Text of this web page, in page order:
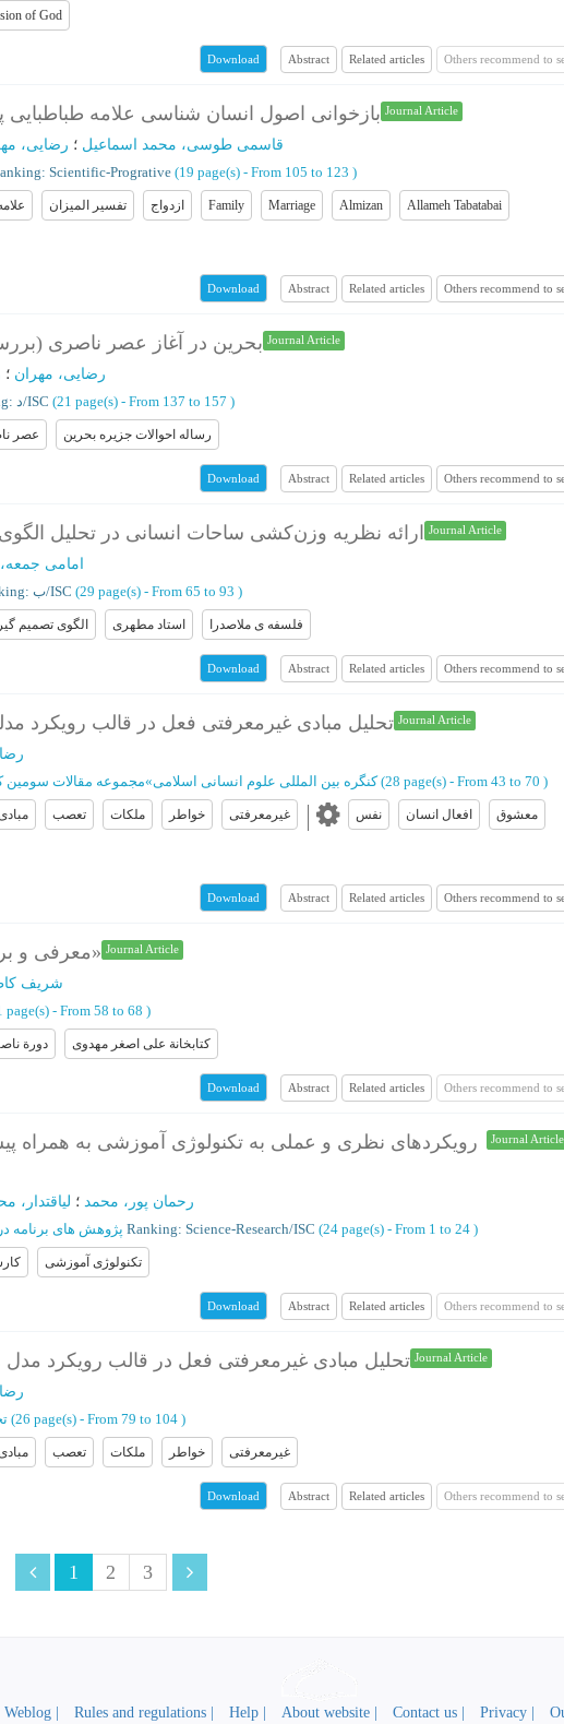
of God
Download Abstract Related articles Others recommend to
بازخوانی اصول انسان شناسی علامه طباطبایی Journal Article
قاسمی طوسی، محمد اسماعیل ؛ رضایی،
Scientific-Progrative (‎19 page(s) - From 105 to 123 )
تفسیر المیزان ازدواج Family Marriage Almizan Allameh Tabatabai
Download Abstract Related articles Others recommend to
بحرین در آغاز عصر ناصری Journal Article
رضایی، مهران ؛
Ranking: د/ISC (‎21 page(s) - From 137 to 157 )
عصر رساله احوالات جزیره بحرین
Download Abstract Related articles Others recommend to
ارائه نظریه وزن‌کشی ساحات انسانی در تحلیل Journal Article
امامی
Ranking: ب/ISC (‎29 page(s) - From 65 to 93 )
الگوی تصمیم استاد مطهری فلسفه ی ملاصدرا
Download Abstract Related articles Others recommend to
تحلیل مبادی غیرمعرفتی فعل در قالب رویکرد Journal Article
کنگره بین المللی علوم انسانی اسلامی»مجموعه مقالات سومين (‎28 page(s) - From 43 to 70 )
تعصب ملکات خواطر غیرمعرفتی نفس افعال انسان معشوق
Download Abstract Related articles Others recommend to
معرفی و بررسی نسخة خطی «احوالات جزیره بحرین» Journal Article
شریف
page(s) -From 58 to 68 )
دورة کتابخانة علی اصغر مهدوی
Download Abstract Related articles Others recommend to
رویکردهای نظری و عملی به تکنولوژی آموزشی به همراه
Journal Article
رحمان پور، محمد ؛ لیاقتدار،
پژوهش های برنامه Ranking: Science-Research/ISC (‎24 page(s) - From 1 to 24 )
تکنولوژی آموزشی
Download Abstract Related articles Others recommend to
تحلیل مبادی غیرمعرفتی فعل در قالب رویکرد مدل Journal Article
(‎26 page(s) - From 79 to 104 )
تعصب ملکات خواطر غیرمعرفتی
Download Abstract Related articles Others recommend to
1 2 3
Weblog | Rules and regulations | Help | About website | Contact us | Privacy |